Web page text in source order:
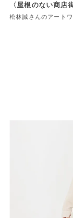
〈屋根のない商店
松林誠さんのアート